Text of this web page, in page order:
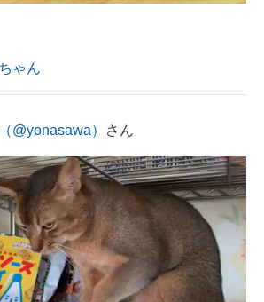
ゃん
@yonasawa） さん